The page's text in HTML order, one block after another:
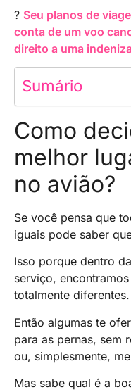
? Seu planos de
conta de um voo
direito a uma
Sumário
Como
melhor
no avião?
Se você pensa que
iguais pode saber
Isso porque dentro
serviço,
totalmente diferentes.
Então algumas te
para as pernas, sem
ou, simplesmente,
Mas sabe qual é a